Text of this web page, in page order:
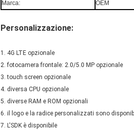
Marca:
OEM
Personalizzazione:
1. 4G LTE opzionale
2. fotocamera frontale: 2.0/5.0 MP opzionale
3. touch screen opzionale
4. diversa CPU opzionale
5. diverse RAM e ROM opzionali
6. il logo e la radice personalizzati sono
7. L'SDK è disponibile